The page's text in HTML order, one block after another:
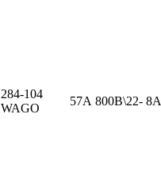
284-104
WAGO
57А 800В\22-